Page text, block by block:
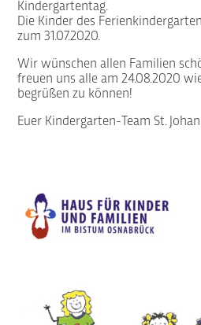
Kindergartentag.
Die Kinder des
zum 31.07.2020.
Wir wünschen allen Familien
freuen uns alle am 24.08.2020
begrüßen zu können!
Euer Kindergarten-Team St.